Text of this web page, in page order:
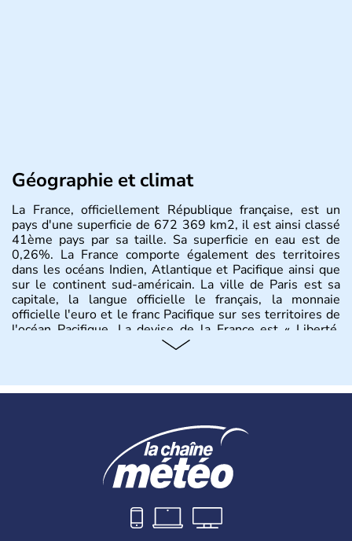
Géographie et climat
La France, officiellement République française, est un
pays d'une superficie de 672 369 km2, il est ainsi classé
41ème pays par sa taille. Sa superficie en eau est de
0,26%. La France comporte également des territoires
dans les océans Indien, Atlantique et Pacifique ainsi que
sur le continent sud-américain. La ville de Paris est sa
capitale, la langue officielle le français, la monnaie
officielle l'euro et le franc Pacifique sur ses territoires de
l'océan Pacifique. La devise de la France est « Liberté,
Égalité, Fraternité », et son drapeau est constitué de trois
européenne de la France est appelée France
Nord au nord, la Manche au nord-ouest, l'océan
Atlantique à l'ouest et la mer Méditerranée au sud-est.
Elle est frontalière de la Belgique et du Luxembourg au
nord-est, de l'Allemagne et de la Suisse à l'est, de l'Italie
et de Monaco au sud-est, de l'Espagne et d'Andorre au
sud-ouest. Les frontières au sud et à l'est du pays
correspondent à des massifs montagneux, les Pyrénées,